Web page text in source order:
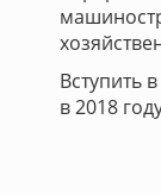
Вступить
в 2018